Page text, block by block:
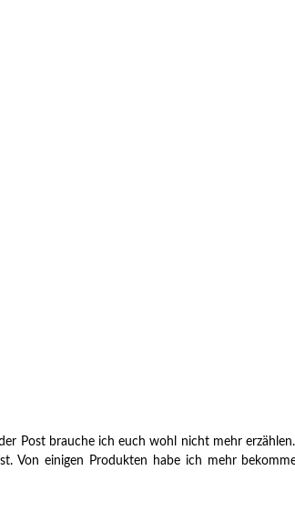
Post brauche ich euch wohl nicht mehr
einigen Produkten habe ich mehr